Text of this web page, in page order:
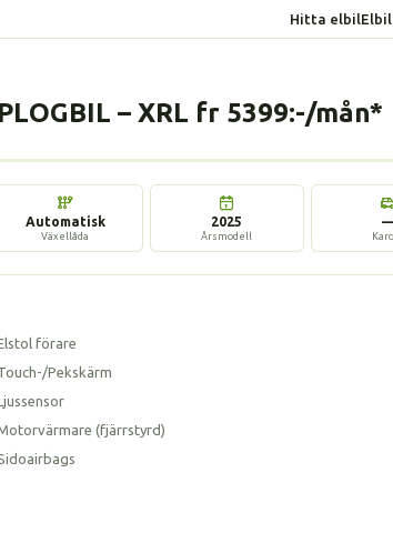
Hitta elbil
– XRL fr 5399:-/mån*
Automatisk
Växellåda
2025
Årsmodell
förare
Pekskärm
(fjärrstyrd)